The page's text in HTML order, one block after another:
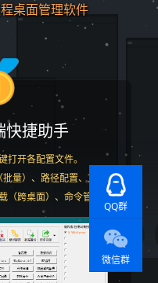
QQ群
微信群
桌面管理软件
快捷助手
打开各配置文件。
量）、路径配置、文本
（跨桌面）、命令管理